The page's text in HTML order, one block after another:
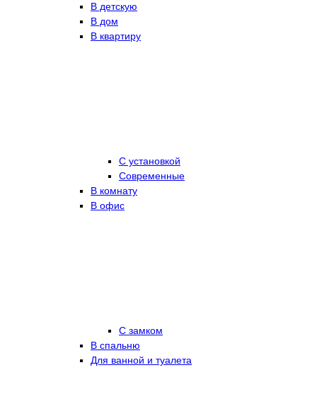
В детскую
В дом
В квартиру
С установкой
Современные
В комнату
В офис
С замком
В спальню
Для ванной и туалета